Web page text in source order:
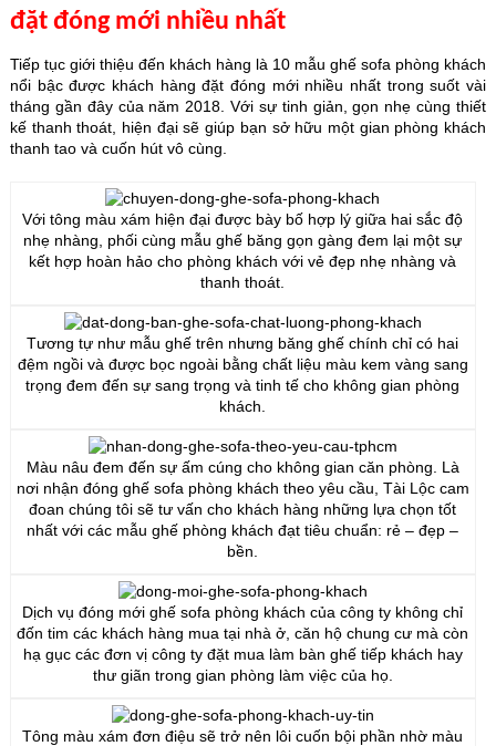
đặt đóng mới nhiều nhất
Tiếp tục giới thiệu đến khách hàng là 10 mẫu ghế sofa phòng khách
nổi bậc được khách hàng đặt đóng mới nhiều nhất trong suốt vài
tháng gần đây của năm 2018. Với sự tinh giản, gọn nhẹ cùng thiết
kế thanh thoát, hiện đại sẽ giúp bạn sở hữu một gian phòng khách
thanh tao và cuốn hút vô cùng.
Với tông màu xám hiện đại được bày bố hợp lý giữa hai sắc độ
nhẹ nhàng, phối cùng mẫu ghế băng gọn gàng đem lại một sự
kết hợp hoàn hảo cho phòng khách với vẻ đẹp nhẹ nhàng và
thanh thoát.
Tương tự như mẫu ghế trên nhưng băng ghế chính chỉ có hai
đệm ngồi và được bọc ngoài bằng chất liệu màu kem vàng sang
trọng đem đến sự sang trọng và tinh tế cho không gian phòng
khách.
Màu nâu đem đến sự ấm cúng cho không gian căn phòng. Là
nơi nhận đóng ghế sofa phòng khách theo yêu cầu, Tài Lộc cam
đoan chúng tôi sẽ tư vấn cho khách hàng những lựa chọn tốt
nhất với các mẫu ghế phòng khách đạt tiêu chuẩn: rẻ – đẹp –
bền.
Dịch vụ đóng mới ghế sofa phòng khách của công ty không chỉ
đốn tim các khách hàng mua tại nhà ở, căn hộ chung cư mà còn
hạ gục các đơn vị công ty đặt mua làm bàn ghế tiếp khách hay
thư giãn trong gian phòng làm việc của họ.
Tông màu xám đơn điệu sẽ trở nên lôi cuốn bội phần nhờ màu